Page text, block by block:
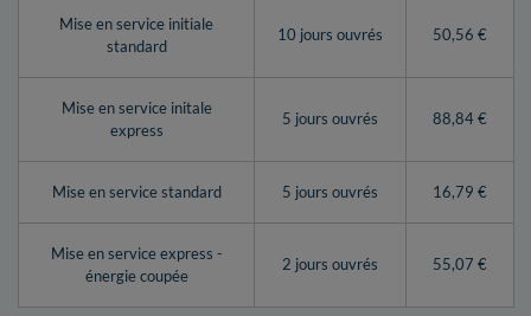
Mise en service initiale
standard
10 jours ouvrés 50,56 €
Mise en service initale
express
5 jours ouvrés 88,84 €
Mise en service standard 5 jours ouvrés 16,79 €
Mise en service express -
énergie coupée
2 jours ouvrés 55,07 €